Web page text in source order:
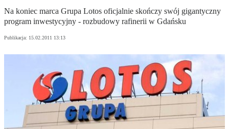
Na koniec marca Grupa Lotos oficjalnie skończy swój gigantyczny
program inwestycyjny - rozbudowy rafinerii w Gdańsku
Publikacja: 15.02.2011 13:13